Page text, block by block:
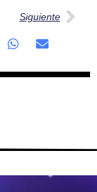
Siguiente